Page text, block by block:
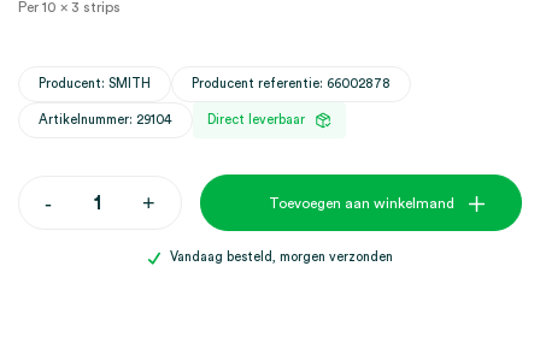
Per 10 x 3 strips
Producent: SMITH Producent referentie: 66002878
Artikelnummer: 29104 Direct leverbaar
-Leukostrip
+ Toevoegen aan winkelmand
Vandaag besteld, morgen verzonden